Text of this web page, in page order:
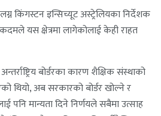
किंगस्टन इन्सिच्यूट अस्ट्रेलियका निर्देशक
यस क्षेत्रमा लागेकोलाई केही राहत
बोर्डरका कारण शैक्षिक संस्थाको
थियो, अब सरकारको बोर्डर खोल्ने र
पनि मान्यता दिने निर्णयले सबैमा उत्साह